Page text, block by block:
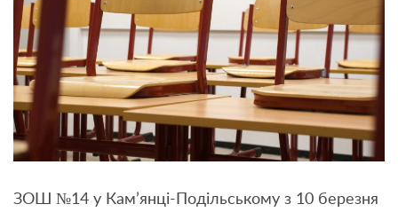
ЗОШ №14 у Кам’янці-Подільському з 10 березня